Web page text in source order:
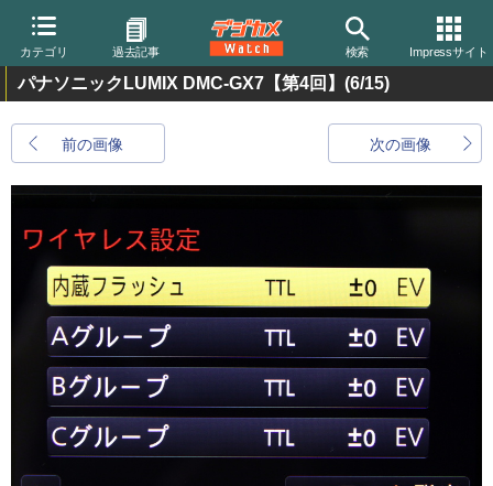
カテゴリ 過去記事 検索 Impressサイト
パナソニックLUMIX DMC-GX7【第4回】 (6/15)
前の画像 次の画像